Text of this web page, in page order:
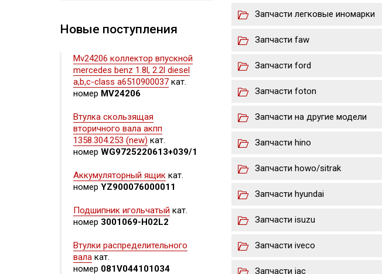
Новые поступления
Mv24206 коллектор впускной
mercedes benz 1.8l, 2.2l diesel
a,b,c-class a6510900037 кат.
номер MV24206
Втулка скользящая
вторичного вала акпп
1358.304.253 (new) кат.
номер WG9725220613+039/1
Аккумуляторный ящик кат.
номер YZ900076000011
Подшипник игольчатый кат.
номер 3001069-H02L2
Втулки распределительного
вала кат.
номер 081V044101034
Запчасти легковые иномарки
Запчасти faw
Запчасти ford
Запчасти foton
Запчасти на другие модели
Запчасти hino
Запчасти howo/sitrak
Запчасти hyundai
Запчасти isuzu
Запчасти iveco
Запчасти jac